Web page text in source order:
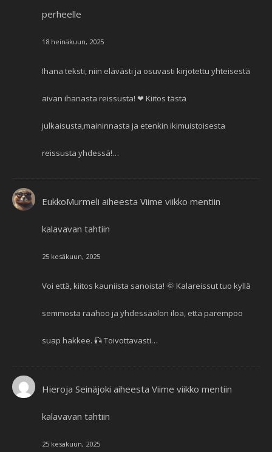
perheelle
18 heinäkuun, 2025
Ihana teksti, niin elävästi ja osuvasti kirjotettu yhteisestä
aivan ihanasta reissusta! ❤ Kiitos tästä
julkaisusta,maininnasta ja etenkin ikimuistoisesta
reissusta yhdessä!…
EukkoMurmeli aiheesta Viime viikko mentiin
kalavavan tahtiin
25 kesäkuun, 2025
Voi että, kiitos kauniista sanoista! 🌞 Kalareissut tuo kyllä
semmosta raahoo ja yhdessäolon iloa, että parempoo
suap hakkee. 🎣 Toivottavasti…
Hieroja Seinäjoki aiheesta Viime viikko mentiin
kalavavan tahtiin
25 kesäkuun, 2025